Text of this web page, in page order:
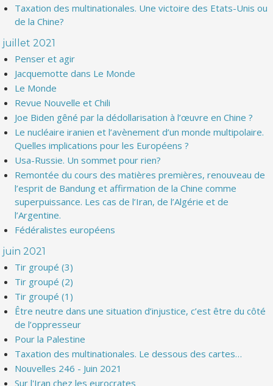
Taxation des multinationales. Une victoire des Etats-Unis ou
de la Chine?
juillet 2021
Penser et agir
Jacquemotte dans Le Monde
Le Monde
Revue Nouvelle et Chili
Joe Biden gêné par la dédollarisation à l’œuvre en Chine ?
Le nucléaire iranien et l’avènement d’un monde multipolaire.
Quelles implications pour les Européens ?
Usa-Russie. Un sommet pour rien?
Remontée du cours des matières premières, renouveau de
l’esprit de Bandung et affirmation de la Chine comme
superpuissance. Les cas de l’Iran, de l’Algérie et de
l’Argentine.
Fédéralistes européens
juin 2021
Tir groupé (3)
Tir groupé (2)
Tir groupé (1)
Être neutre dans une situation d’injustice, c’est être du côté
de l’oppresseur
Pour la Palestine
Taxation des multinationales. Le dessous des cartes…
Nouvelles 246 - Juin 2021
Sur l'Iran chez les eurocrates